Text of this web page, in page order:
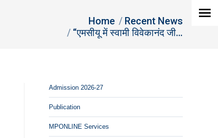
Home
Recent News
“एमसीयू में स्वामी विवेकानंद जी…
Admission 2026-27
Publication
MPONLINE Services